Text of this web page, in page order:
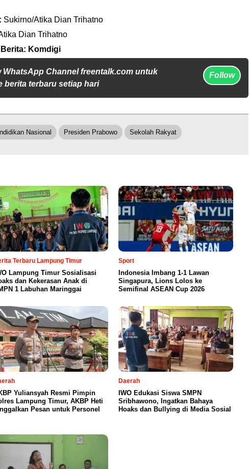
Sukirno/Atika Dian Trihatno
Dian Trihatno
Komdigi
WhatsApp Channel freentalk.com untuk
berita terbaru setiap hari
Follow
Nasional Presiden Prabowo Sekolah Rakyat
Terbaru Lampung Timur
Lampung Timur Sosialisasi
dan Kekerasan Anak di
1 Labuhan Maringgai
Sport
Indonesia Imbang 1-1 Lawan
Singapura, Lions Lolos ke
Semifinal ASEAN Cup 2026
Yuliansyah Resmi Pimpin
Lampung Timur, AKBP Heti
Pesan untuk Personel
Daerah
IWO Edukasi Siswa SMPN
Sribhawono, Ingatkan Bahaya
Hoaks dan Bullying di Media Sosial